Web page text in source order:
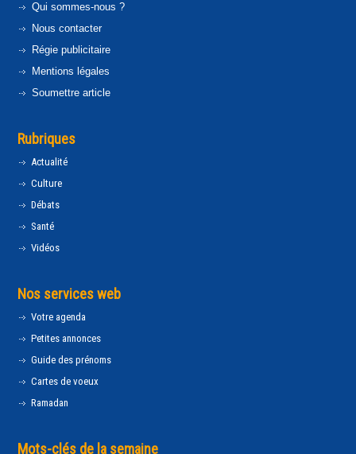
Qui sommes-nous ?
Nous contacter
Régie publicitaire
Mentions légales
Soumettre article
Rubriques
Actualité
Culture
Débats
Santé
Vidéos
Nos services web
Votre agenda
Petites annonces
Guide des prénoms
Cartes de voeux
Ramadan
Mots-clés de la semaine